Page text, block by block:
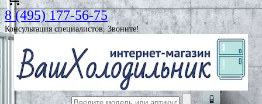
8 (495) 177-56-75
Консультация специалистов. Звоните!